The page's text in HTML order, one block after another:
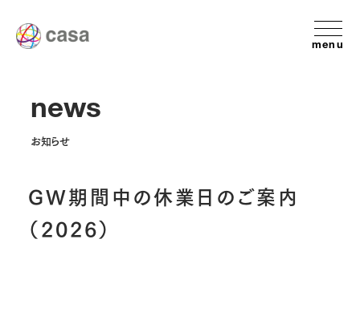
menu
news
お知らせ
GW期間中の休業日のご案内
（2026）